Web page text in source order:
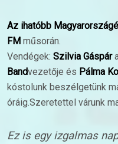
Az ihatóbb
FM műsorán.
Vendégek: Szilvia Gáspár
Bandvezetője és Pálma
kóstolunk beszélgetünk
óráig.Szeretettel várunk
Ez is egy izgalmas